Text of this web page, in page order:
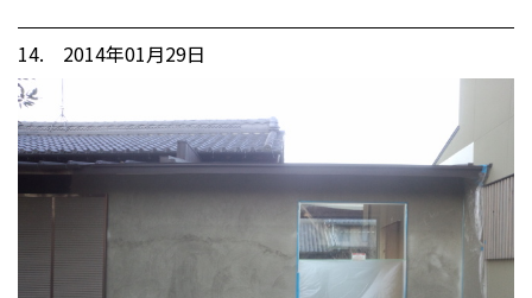
14. 2014年01月29日